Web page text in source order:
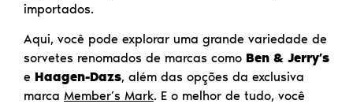
importados.
Aqui, você pode explorar uma grande variedade de
sorvetes renomados de marcas como Ben & Jerry’s
e Haagen-Dazs, além das opções da exclusiva
marca Member’s Mark. E o melhor de tudo, você